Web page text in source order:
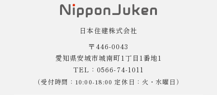
日本住建株式会社
〒446-0043
愛知県安城市城南町1丁目1番地1
TEL：0566-74-1011
（受付時間：10:00-18:00 定休日：火・水曜日）